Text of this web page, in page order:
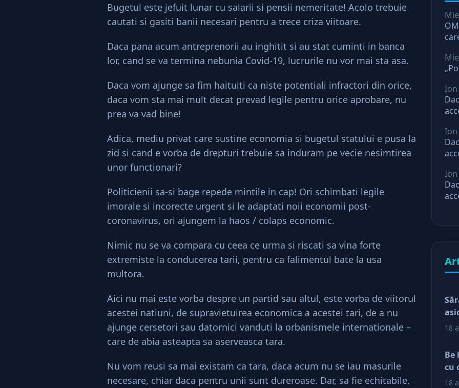
Bugetul este jefuit lunar cu salarii si pensii nemeritate! Acolo trebuie
cautati si gasiti banii necesari pentru a trece criza viitoare.
Daca pana acum antreprenorii au inghitit si au stat cuminti in banca
lor, cand se va termina nebunia Covid-19, lucrurile nu vor mai sta asa.
Daca vom ajunge sa fim haituiti ca niste potentiali infractori din orice,
daca vom sta mai mult decat prevad legile pentru orice aprobare, nu
prea va vad bine!
Adica, mediu privat care sustine economia si bugetul statului e pusa la
zid si cand e vorba de drepturi trebuie sa induram pe vecie nesimtirea
unor functionari?
Politicienii sa-si bage repede mintile in cap! Ori schimbati legile
imorale si incorecte urgent si le adaptati noii economii post-
coronavirus, ori ajungem la haos / colaps economic.
Nimic nu se va compara cu ceea ce urma si riscati sa vina forte
extremiste la conducerea tarii, pentru ca falimentul bate la usa
multora.
Aici nu mai este vorba despre un partid sau altul, este vorba de viitorul
acestei natiuni, de supravietuirea economica a acestei tari, de a nu
ajunge cersetori sau datornici vanduti la orbanismele internationale –
care de abia asteapta sa aserveasca tara.
Nu vom reusi sa mai existam ca tara, daca acum nu se iau masurile
necesare, chiar daca pentru unii sunt dureroase. Dar, sa fie echitabile,
18
Be
cu
18